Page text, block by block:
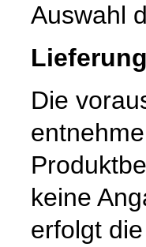
Auswahl
Die
keine
erfolgt